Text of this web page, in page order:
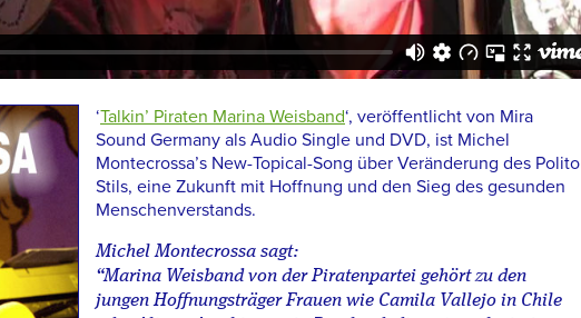
‘Talkin’ Piraten Marina Weisband‘, veröffentlicht von Mira
Sound Germany als Audio Single und DVD, ist Michel
Montecrossa’s New-Topical-Song über Veränderung des Polito
Stils, eine Zukunft mit Hoffnung und den Sieg des gesunden
Menschenverstands.
Michel Montecrossa sagt:
“Marina Weisband von der Piratenpartei gehört zu den
jungen Hoffnungsträger Frauen wie Camila Vallejo in Chile